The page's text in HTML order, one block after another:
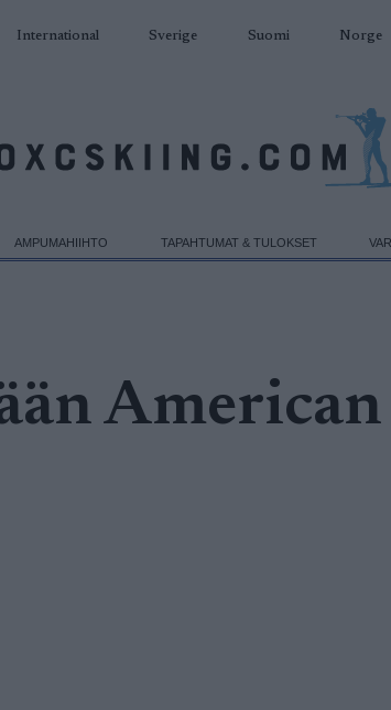
International Sverige Suomi Norge
AMPUMAHIIHTO TAPAHTUMAT & TULOKSET
American